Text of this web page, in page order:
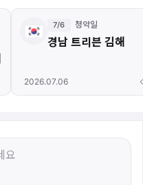
7/6 청약일
경남 트리븐 김해
2026.07.06